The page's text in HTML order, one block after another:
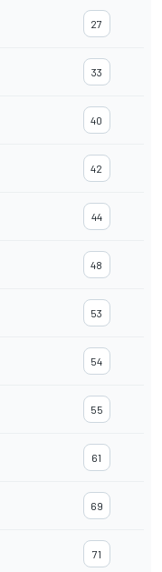
27
33
40
42
44
48
53
54
55
61
69
71